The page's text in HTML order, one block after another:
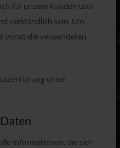
für unsere Kunden und
verständlich sein. Um
vorab die verwendeten
unter
Informationen, die sich